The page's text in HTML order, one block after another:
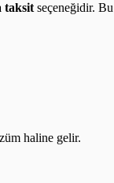
taksit seçeneğidir.
haline gelir.